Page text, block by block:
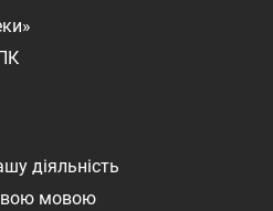
діяльність
мовою